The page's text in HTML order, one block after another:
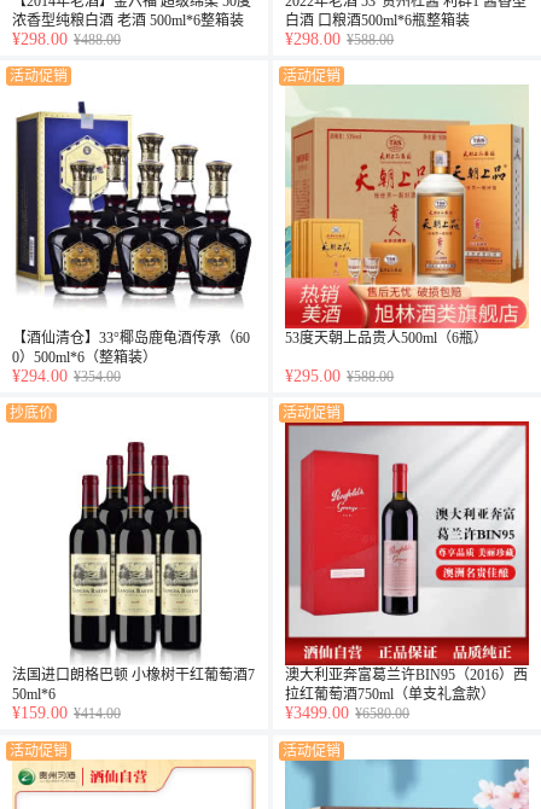
浓香型纯粮白酒 老酒 500ml*6整箱装
¥298.00 ¥488.00
白酒 口粮酒500ml*6瓶整箱装
¥298.00 ¥588.00
活动促销
【酒仙清仓】33°椰岛鹿龟酒传承（60
0）500ml*6（整箱装）
¥294.00 ¥354.00
活动促销
53度天朝上品贵人500ml（6瓶）
¥295.00 ¥588.00
抄底价
法国进口朗格巴顿 小橡树干红葡萄酒7
50ml*6
¥159.00 ¥414.00
活动促销
澳大利亚奔富葛兰许BIN95（2016）西
拉红葡萄酒750ml（单支礼盒款）
¥3499.00 ¥6580.00
活动促销 活动促销